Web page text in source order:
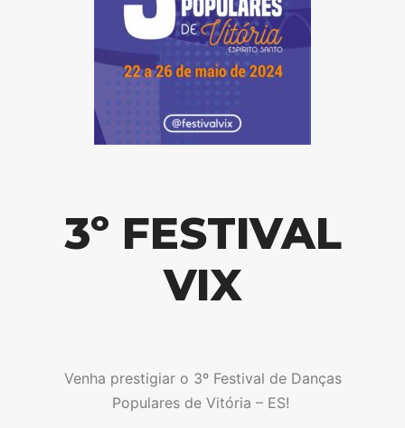
3º FESTIVAL
VIX
Venha prestigiar o 3º Festival de Danças
Populares de Vitória – ES!